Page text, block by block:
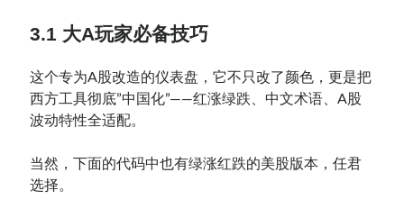
3.1 大A玩家必备技巧
这个专为A股改造的仪表盘，它不只改了颜色，更是把
西方工具彻底”中国化”——红涨绿跌、中文术语、A股
波动特性全适配。
当然，下面的代码中也有绿涨红跌的美股版本，任君
选择。